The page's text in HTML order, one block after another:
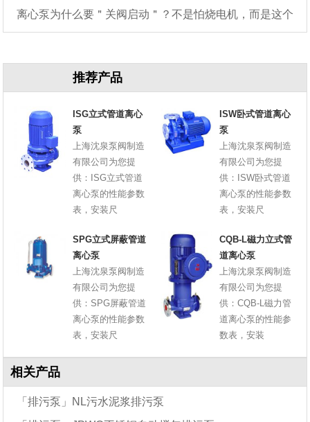
离心泵为什么要＂关阀启动＂？不是怕烧电机，而是这个
推荐产品
ISG立式管道离心
泵
上海沈泉泵阀制造
有限公司为您提
供：ISG立式管道
离心泵的性能参数
表，安装尺
ISW卧式管道离心
泵
上海沈泉泵阀制造
有限公司为您提
供：ISW卧式管道
离心泵的性能参数
表，安装尺
SPG立式屏蔽管道
离心泵
上海沈泉泵阀制造
有限公司为您提
供：SPG屏蔽管道
离心泵的性能参数
表，安装尺
CQB-L磁力立式管
道离心泵
上海沈泉泵阀制造
有限公司为您提
供：CQB-L磁力管
道离心泵的性能参
数表，安装
相关产品
「排污泵」NL污水泥浆排污泵